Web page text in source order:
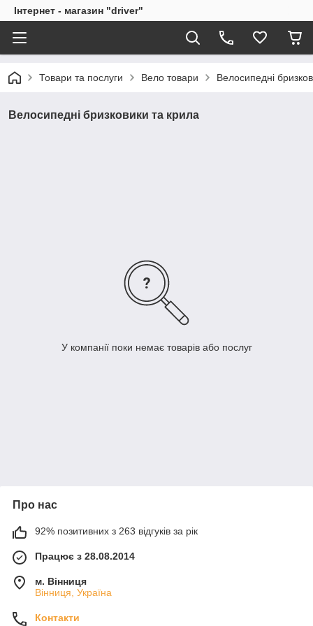
Інтернет - магазин "driver"
Товари та послуги Вело товари Велосипедні
Велосипедні бризковики та крила
У компанії поки немає товарів або послуг
Про нас
92% позитивних з 263 відгуків за рік
Працює з 28.08.2014
м. Вінниця
Вінниця, Україна
Контакти